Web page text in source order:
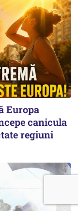
Europa
canicula
regiuni